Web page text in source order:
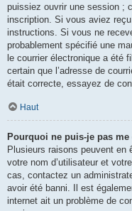
puissiez ouvrir une session ;
inscription. Si vous aviez
instructions. Si vous ne
probablement spécifié une
le courrier électronique a été
certain que l’adresse de
était correcte, essayez de
Haut
Pourquoi ne puis-je pas
Plusieurs raisons peuvent en
votre nom d’utilisateur et
cas, contactez un
avoir été banni. Il est
internet ait un problème de